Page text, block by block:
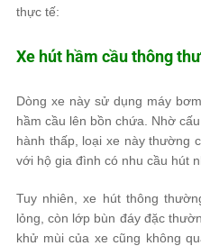
thực tế:
Xe hút hầm cầu thông
Dòng xe này sử dụng máy
hầm cầu lên bồn chứa. Nhờ
hành thấp, loại xe này thường
với hộ gia đình có nhu cầu hút
Tuy nhiên, xe hút thông
lỏng, còn lớp bùn đáy đặc
khử mùi của xe cũng không